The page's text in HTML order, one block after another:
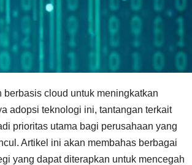
cloud untuk meningkatkan
adopsi teknologi ini, tantangan terkait
prioritas utama bagi perusahaan yang
Artikel ini akan membahas berbagai
yang dapat diterapkan untuk mencegah